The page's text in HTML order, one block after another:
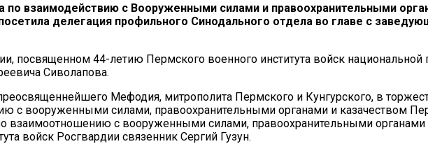
взаимодействию с Вооруженными силами и правоохранительными
делегация профильного Синодального отдела во главе с
посвященном 44-летию Пермского военного института войск
Сиволапова.
Мефодия, митрополита Пермского и Кунгурского, в
с вооруженными силами, правоохранительными органами и казачеством
взаимоотношению с вооруженными силами, правоохранительными
войск Росгвардии связенник Сергий Гузун.